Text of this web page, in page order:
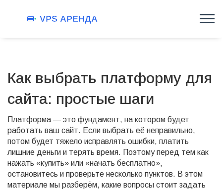
Как выбрать платформу для
сайта: простые шаги
Платформа — это фундамент, на котором будет
работать ваш сайт. Если выбрать её неправильно,
потом будет тяжело исправлять ошибки, платить
лишние деньги и терять время. Поэтому перед тем как
нажать «купить» или «начать бесплатно»,
остановитесь и проверьте несколько пунктов. В этом
материале мы разберём, какие вопросы стоит задать